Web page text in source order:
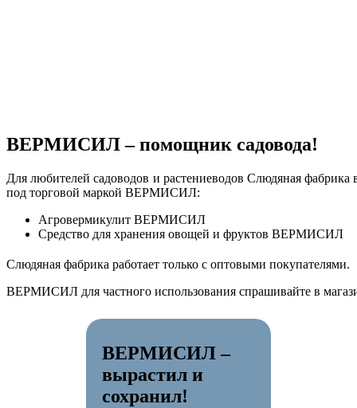
ВЕРМИСИЛ – помощник садовода!
Для любителей садоводов и растениеводов Слюдяная фабрика
под торговой маркой ВЕРМИСИЛ:
Агровермикулит ВЕРМИСИЛ
Средство для хранения овощей и фруктов ВЕРМИСИЛ
Слюдяная фабрика работает только с оптовыми покупателями.
ВЕРМИСИЛ для частного использования спрашивайте в
ВЕРМИСИЛ –
вырастил и
сохранил!